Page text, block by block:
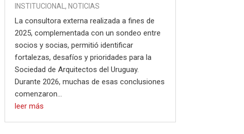
INSTITUCIONAL, NOTICIAS
La consultora externa realizada a fines de
2025, complementada con un sondeo entre
socios y socias, permitió identificar
fortalezas, desafíos y prioridades para la
Sociedad de Arquitectos del Uruguay.
Durante 2026, muchas de esas conclusiones
comenzaron...
leer más